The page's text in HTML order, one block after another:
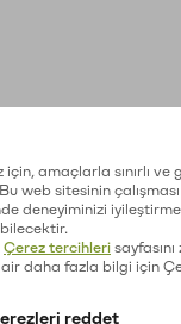
amaçlarla sınırlı
web sitesinin
deneyiminizi
Çerez tercihleri
daha fazla bilgi için
reddet